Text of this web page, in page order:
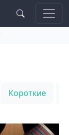
Короткие